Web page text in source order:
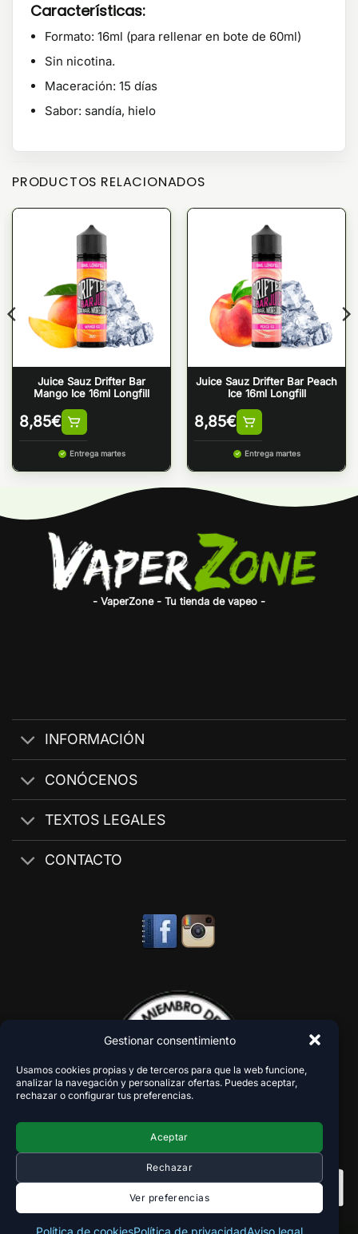
Gestionar consentimiento
Usamos cookies propias y de terceros para que la web funcione,
analizar la navegación y personalizar ofertas. Puedes aceptar,
rechazar o configurar tus preferencias.
Aceptar
Rechazar
Ver preferencias
Características:
Formato: 16ml (para rellenar en bote de 60ml)
Sin nicotina.
Maceración: 15 días
Sabor: sandía, hielo
PRODUCTOS RELACIONADOS
Juice Sauz Drifter Bar
Mango Ice 16ml Longfill
8,85€
Entrega martes
Juice Sauz Drifter Bar Peach
Ice 16ml Longfill
8,85€
Entrega martes
- VaperZone - Tu tienda de vapeo -
INFORMACIÓN
CONÓCENOS
TEXTOS LEGALES
CONTACTO